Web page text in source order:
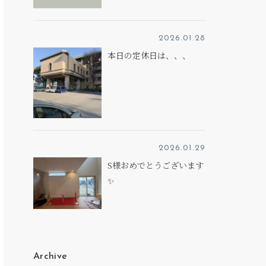
2026.01.28
本日の定休日は、、、
2026.01.29
S様おめでとうございます
✨
Archive